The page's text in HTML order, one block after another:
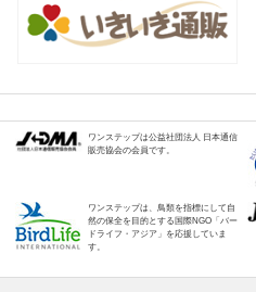
ワンステップは公益社団法人 日本通信
販売協会の会員です。
ワンステップは、鳥類を指標にして自
然の保全を目的とする国際NGO「バー
ドライフ・アジア」を応援していま
す。